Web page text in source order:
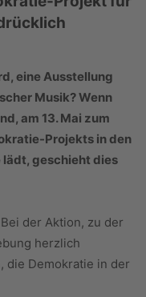
eine Ausstellung
Musik? Wenn
am 13. Mai zum
Projekts in den
geschieht dies
der Aktion, zu der
herzlich
die Demokratie in der